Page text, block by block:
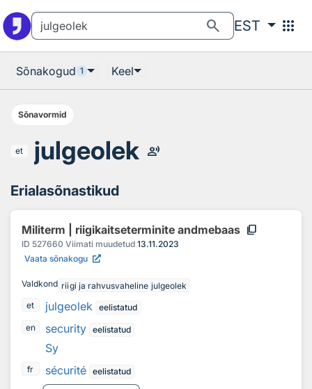
search EST apps
Sõnakogud 1 Keel
Sõnavormid
et julgeolek record_voice_over
Erialasõnastikud
Militerm | riigikaitseterminite andmebaas content_copy
ID 527660 Viimati muudetud 13.11.2023
Vaata sõnakogu
Valdkond riigi ja rahvusvaheline julgeolek
et
julgeolek eelistatud
en
security eelistatud
Sy
fr sécurité eelistatud